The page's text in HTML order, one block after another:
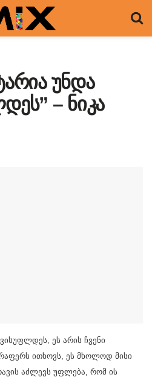
უნდა
– ნიკა
ეს არის ჩვენი
ითხოვს, ეს მხოლოდ მისი
აძლევს უფლება, რომ ის